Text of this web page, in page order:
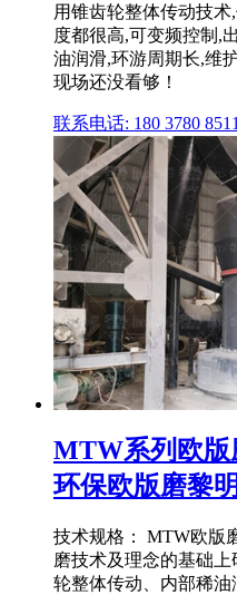
用锥齿轮整体传动技
度都很高,可变频控制,
油润滑,环游周期长,维
现场还没看够！
联系电话: 180 3780 8511
MTW系列欧版
环保欧版磨黎
技术规格： MTW欧版
磨技术及理念的基础
轮整体传动、内部稀